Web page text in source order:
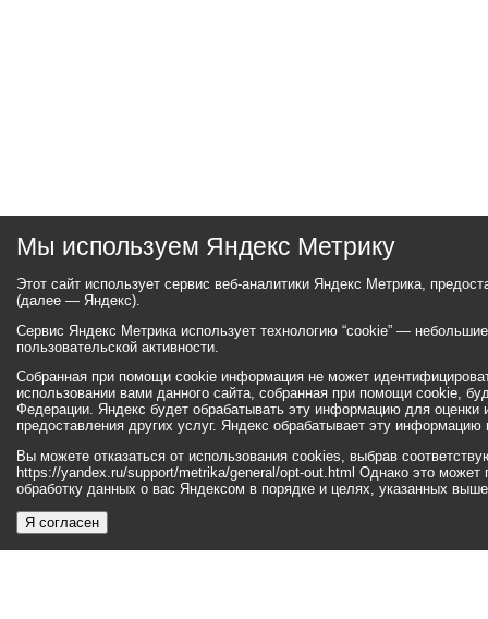
ул. Ленина, 47а
Мы используем Яндекс Метрику
Этот сайт использует сервис веб-аналитики Яндекс Метрика,
(далее — Яндекс).
Сервис Яндекс Метрика использует технологию “cookie” —
пользовательской активности.
Собранная при помощи cookie информация не может
использовании вами данного сайта, собранная при помощи cookie,
Федерации. Яндекс будет обрабатывать эту информацию для оценки
предоставления других услуг. Яндекс обрабатывает эту
Вы можете отказаться от использования cookies, выбрав
https://yandex.ru/support/metrika/general/opt-out.html Однако это может
обработку данных о вас Яндексом в порядке и целях, указанных
Я согласен